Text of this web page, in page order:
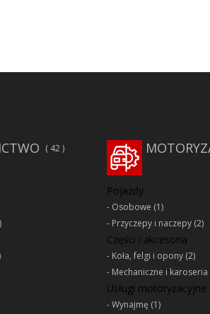
42
Pojazdy
Osobowe (1)
Przyczepy i naczepy (2)
Części i akcesoria
Koła, felgi i opony (2)
Mechaniczne i karoseria
Usługi motoryzacyjne
Wynajmę (1)